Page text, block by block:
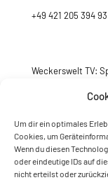
Um dir ein optimales
Cookies, um
Wenn du diesen
oder eindeutige IDs auf
nicht erteilst oder
+49 421 205 394 93
Weckerswelt TV:
Jetzt